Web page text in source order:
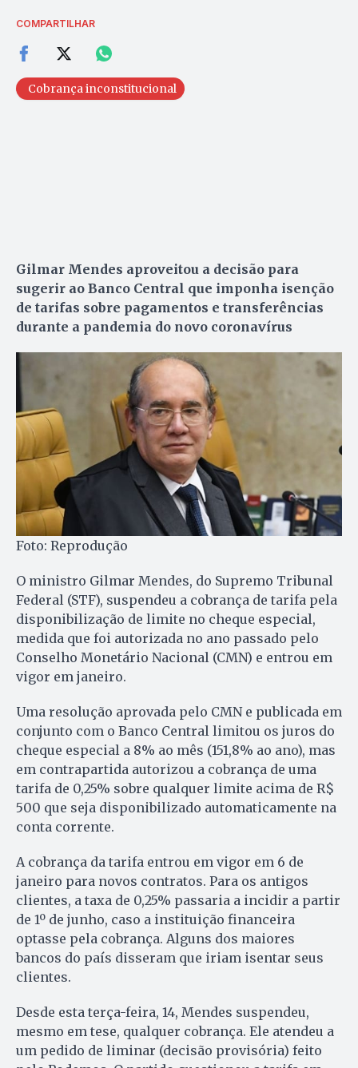
COMPARTILHAR
Cobrança inconstitucional
Gilmar Mendes aproveitou a decisão para
sugerir ao Banco Central que imponha isenção
de tarifas sobre pagamentos e transferências
durante a pandemia do novo coronavírus
Foto: Reprodução
O ministro Gilmar Mendes, do Supremo Tribunal
Federal (STF), suspendeu a cobrança de tarifa pela
disponibilização de limite no cheque especial,
medida que foi autorizada no ano passado pelo
Conselho Monetário Nacional (CMN) e entrou em
vigor em janeiro.
Uma resolução aprovada pelo CMN e publicada em
conjunto com o Banco Central limitou os juros do
cheque especial a 8% ao mês (151,8% ao ano), mas
em contrapartida autorizou a cobrança de uma
tarifa de 0,25% sobre qualquer limite acima de R$
500 que seja disponibilizado automaticamente na
conta corrente.
A cobrança da tarifa entrou em vigor em 6 de
janeiro para novos contratos. Para os antigos
clientes, a taxa de 0,25% passaria a incidir a partir
de 1º de junho, caso a instituição financeira
optasse pela cobrança. Alguns dos maiores
bancos do país disseram que iriam isentar seus
clientes.
Desde esta terça-feira, 14, Mendes suspendeu,
mesmo em tese, qualquer cobrança. Ele atendeu a
um pedido de liminar (decisão provisória) feito